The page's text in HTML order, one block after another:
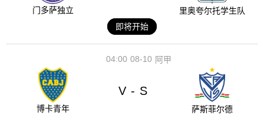
门多萨独立
里奥夸尔托学生队
即将开始
08-10
04:00 阿甲
博卡青年
V - S
萨斯菲尔德